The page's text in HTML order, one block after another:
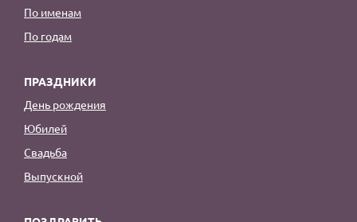
По именам
По годам
ПРАЗДНИКИ
День рождения
Юбилей
Свадьба
Выпускной